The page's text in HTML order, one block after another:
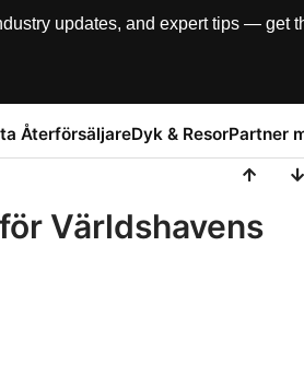
updates, and expert tips — get
ÅterförsäljareDyk & ResorPartner
Världshavens